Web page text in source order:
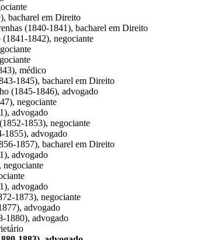
bacharel em Direito
(1840-1841), bacharel em Direito
1842), negociante
médico
1845), bacharel em Direito
(1845-1846), advogado
negociante
advogado
1853), negociante
1855), advogado
1857), bacharel em Direito
advogado
negociante
advogado
1873), negociante
advogado
1880), advogado